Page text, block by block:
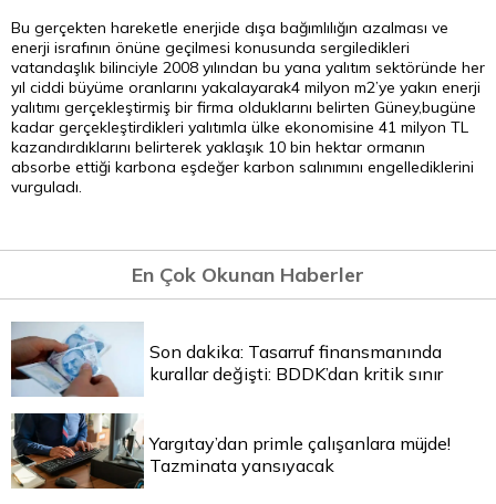
Bu gerçekten hareketle enerjide dışa bağımlılığın azalması ve
enerji israfının önüne geçilmesi konusunda sergiledikleri
vatandaşlık bilinciyle 2008 yılından bu yana yalıtım sektöründe her
yıl ciddi büyüme oranlarını yakalayarak4 milyon m2’ye yakın enerji
yalıtımı gerçekleştirmiş bir firma olduklarını belirten Güney,bugüne
kadar gerçekleştirdikleri yalıtımla ülke ekonomisine 41 milyon TL
kazandırdıklarını belirterek yaklaşık 10 bin hektar ormanın
absorbe ettiği karbona eşdeğer karbon salınımını engellediklerini
vurguladı.
En Çok Okunan Haberler
Son dakika: Tasarruf finansmanında
kurallar değişti: BDDK’dan kritik sınır
Yargıtay’dan primle çalışanlara müjde!
Tazminata yansıyacak